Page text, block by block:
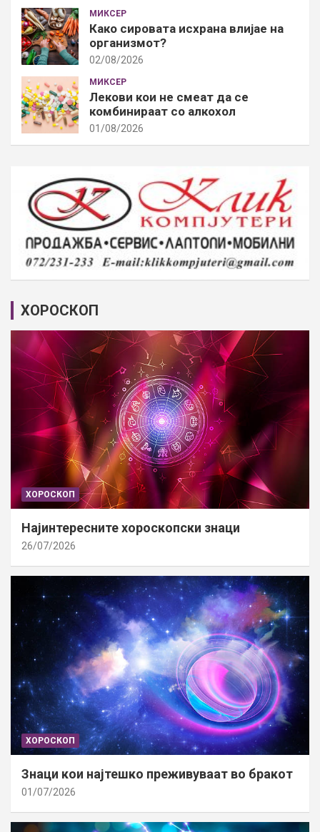
МИКСЕР
Како сировата исхрана влијае на
организмот?
02/08/2026
МИКСЕР
Лекови кои не смеат да се
комбинираат со алкохол
01/08/2026
ХОРОСКОП
ХОРОСКОП
Најинтересните хороскопски знаци
26/07/2026
ХОРОСКОП
Знаци кои најтешко преживуваат во бракот
01/07/2026